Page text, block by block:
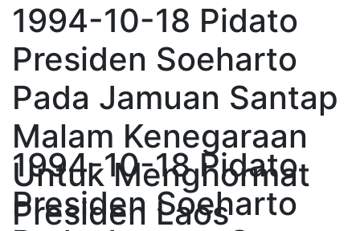
1994-10-18 Pidato
Presiden Soeharto
Pada Jamuan Santap
Malam Kenegaraan
Untuk Menghormat
Presiden Laos
1994-10-18 Pidato
Presiden Soeharto